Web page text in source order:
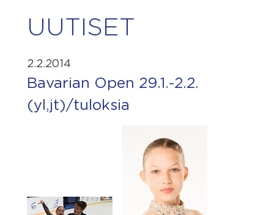
UUTISET
2.2.2014
Bavarian Open 29.1.-2.2.
(yl,jt)/tuloksia